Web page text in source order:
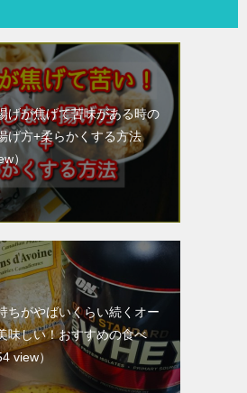
げが焦げて苦味がある時の
げ方+柔らかくする方法
）
ちがやばいくらい続くオー
味しい！おすすめの食べ
view）